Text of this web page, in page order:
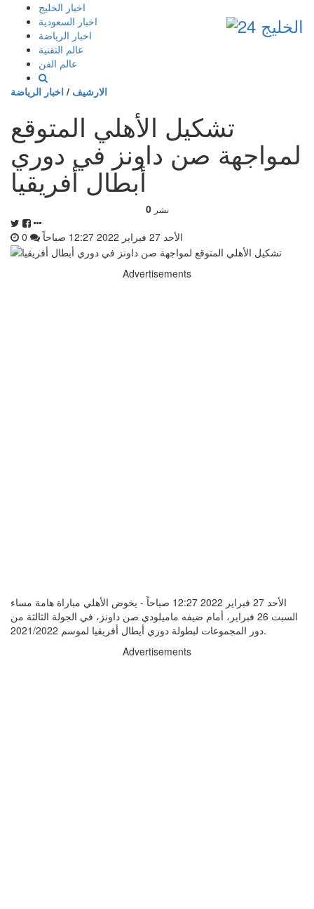
إذهب
المحتوى
اخبار الخليج
اخبار السعودية
اخبار الرياضة
عالم التقنية
عالم الفن
الارشيف / اخبار الرياضة
تشكيل الأهلي المتوقع
لمواجهة صن داونز في دوري
أبطال أفريقيا
0 نشر
الأحد 27 فبراير 2022 12:27 صباحاً
Advertisements
الأحد 27 فبراير 2022 12:27 صباحاً - يخوض الأهلي مباراة هامة مساء
السبت 26 فبراير، أمام ضيفه ماميلودي صن داونز، في الجولة الثالثة من
دور المجموعات لبطولة دوري أيطال أفريقيا لموسم 2021/2022.
Advertisements